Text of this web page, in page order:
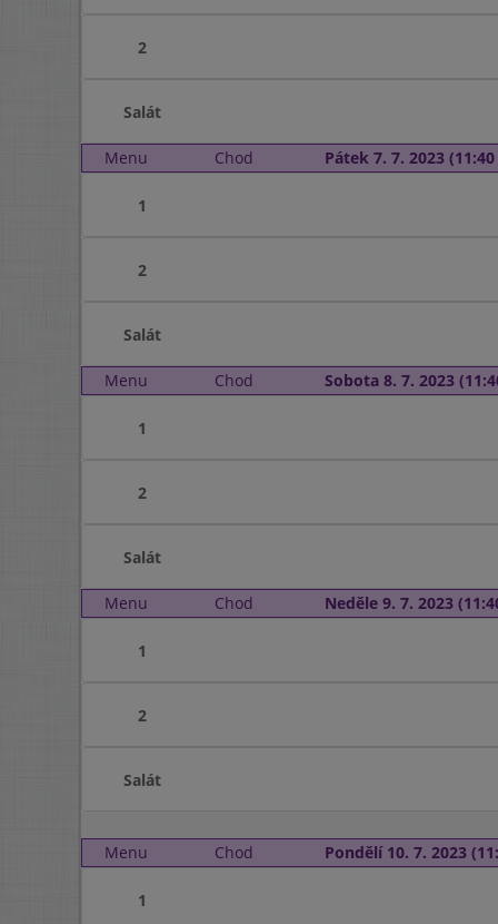
2
Salát
Menu Chod Pátek 7. 7. 2023
1
2
Salát
Menu Chod Sobota 8. 7. 2023
1
2
Salát
Menu Chod Neděle 9. 7. 2023
1
2
Salát
Menu
Chod Pondělí 10. 7. 2023
1